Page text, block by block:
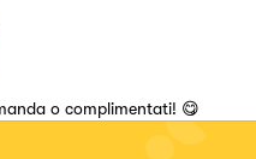
o complimentati! 😋